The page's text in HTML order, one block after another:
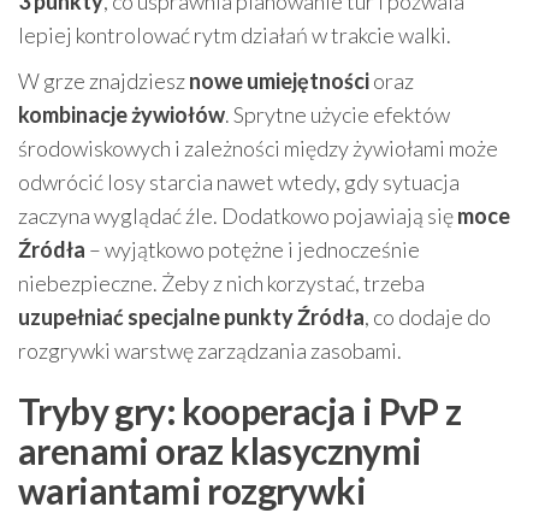
lepiej kontrolować rytm działań w trakcie walki.
W grze znajdziesznowe umiejętnościoraz
kombinacje żywiołów. Sprytne użycie efektów
środowiskowych i zależności między żywiołami może
odwrócić losy starcia nawet wtedy, gdy sytuacja
zaczyna wyglądać źle. Dodatkowo pojawiają sięmoce
Źródła – wyjątkowo potężne i jednocześnie
niebezpieczne. Żeby z nich korzystać, trzeba
uzupełniać specjalne punkty Źródła, co dodaje do
rozgrywki warstwę zarządzania zasobami.
Tryby gry: kooperacja i PvP z
arenami oraz klasycznymi
wariantami rozgrywki